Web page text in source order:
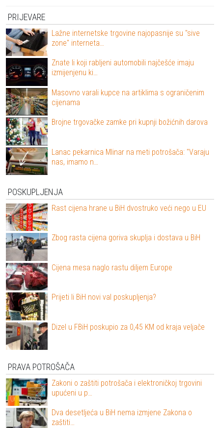
PRIJEVARE
Lažne internetske trgovine najopasnije su "sive
zone" interneta…
Znate li koji rabljeni automobili najčešće imaju
izmijenjenu ki…
Masovno varali kupce na artiklima s ograničenim
cijenama
Brojne trgovačke zamke pri kupnji božićnih darova
Lanac pekarnica Mlinar na meti potrošača: "Varaju
nas, imamo n…
POSKUPLJENJA
Rast cijena hrane u BiH dvostruko veći nego u EU
Zbog rasta cijena goriva skuplja i dostava u BiH
Cijena mesa naglo rastu diljem Europe
Prijeti li BiH novi val poskupljenja?
Dizel u FBiH poskupio za 0,45 KM od kraja veljače
PRAVA POTROŠAČA
Zakoni o zaštiti potrošača i elektroničkoj trgovini
upućeni u p…
Dva desetljeća u BiH nema izmjene Zakona o
zaštiti…